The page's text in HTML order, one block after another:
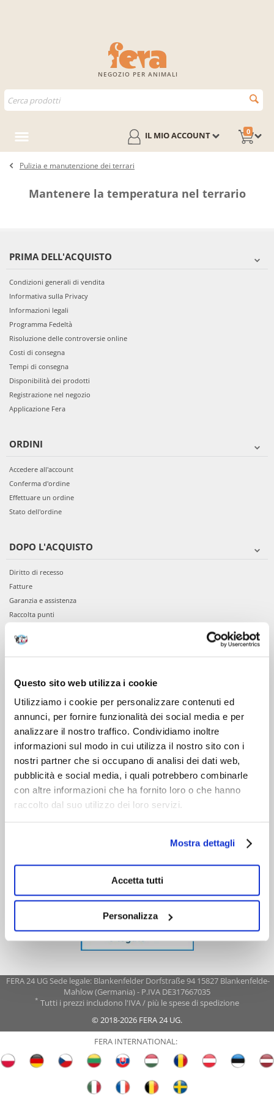
Questo sito web utilizza i cookie
Utilizziamo i cookie per personalizzare contenuti ed
annunci, per fornire funzionalità dei social media e per
analizzare il nostro traffico. Condividiamo inoltre
informazioni sul modo in cui utilizza il nostro sito con i
nostri partner che si occupano di analisi dei dati web,
pubblicità e social media, i quali potrebbero combinarle
con altre informazioni che ha fornito loro o che hanno
raccolto dal suo utilizzo dei loro servizi.
Mostra dettagli
Accetta tutti
Personalizza
NEGOZIO PER ANIMALI
0
IL MIO ACCOUNT
Pulizia e manutenzione dei terrari
Mantenere la temperatura nel terrario
PRIMA DELL'ACQUISTO
Condizioni generali di vendita
Informativa sulla Privacy
Informazioni legali
Programma Fedeltà
Risoluzione delle controversie online
Costi di consegna
Tempi di consegna
Disponibilità dei prodotti
Registrazione nel negozio
Applicazione Fera
ORDINI
Accedere all'account
Conferma d'ordine
Effettuare un ordine
Stato dell'ordine
DOPO L'ACQUISTO
Diritto di recesso
Fatture
Garanzia e assistenza
Raccolta punti
Servizio clienti
FERA 24 UG Sede legale: Blankenfelder Dorfstraße 94 15827 Blankenfelde-
Mahlow (Germania) - P.IVA DE317667035
* Tutti i prezzi includono l'IVA / più le spese di spedizione
© 2018-2026 FERA 24 UG.
FERA INTERNATIONAL: